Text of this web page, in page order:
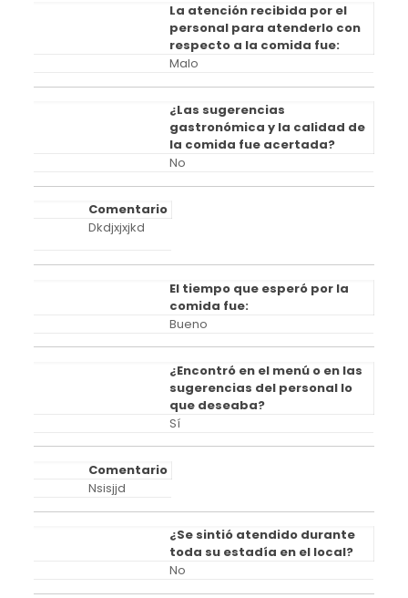
La atención recibida por el
personal para atenderlo con
respecto a la comida fue:
Malo
¿Las sugerencias
gastronómica y la calidad de
la comida fue acertada?
No
Comentario
Dkdjxjxjkd
El tiempo que esperó por la
comida fue:
Bueno
¿Encontró en el menú o en las
sugerencias del personal lo
que deseaba?
Sí
Comentario
Nsisjjd
¿Se sintió atendido durante
toda su estadía en el local?
No